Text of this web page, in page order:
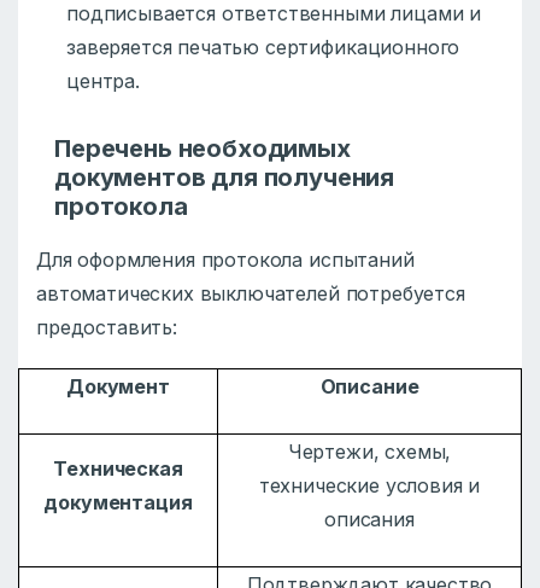
подписывается ответственными лицами и
заверяется печатью сертификационного
центра.
Перечень необходимых
документов для получения
протокола
Для оформления протокола испытаний
автоматических выключателей потребуется
предоставить:
Документ Описание
Техническая
документация
Чертежи, схемы,
технические условия и
описания